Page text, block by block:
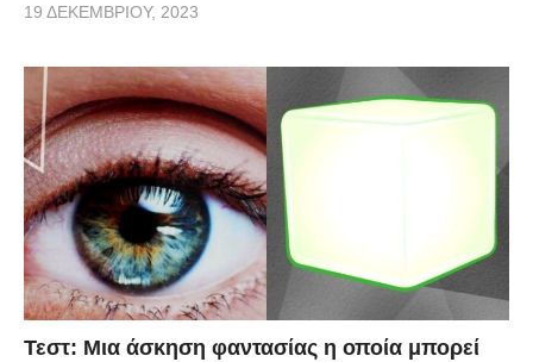
19 ΔΕΚΕΜΒΡΊΟΥ, 2023
Τεστ: Μια άσκηση φαντασίας η οποία μπορεί